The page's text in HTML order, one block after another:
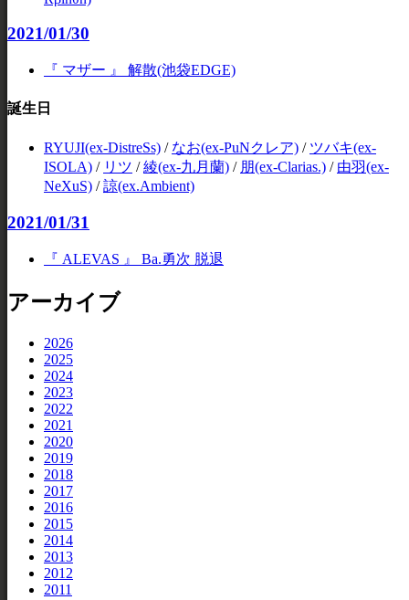
2021/01/30
『 マザー 』 解散(池袋EDGE)
誕生日
RYUJI(ex-DistreSs) / なお(ex-PuNクレア) / ツバキ(ex-
ISOLA) / リツ /綾(ex-九月蘭) / 朋(ex-Clarias.) / 由羽(ex-
NeXuS) /諒(ex.Ambient)
2021/01/31
『 ALEVAS 』 Ba.勇次 脱退
アーカイブ
2026
2025
2024
2023
2022
2021
2020
2019
2018
2017
2016
2015
2014
2013
2012
2011